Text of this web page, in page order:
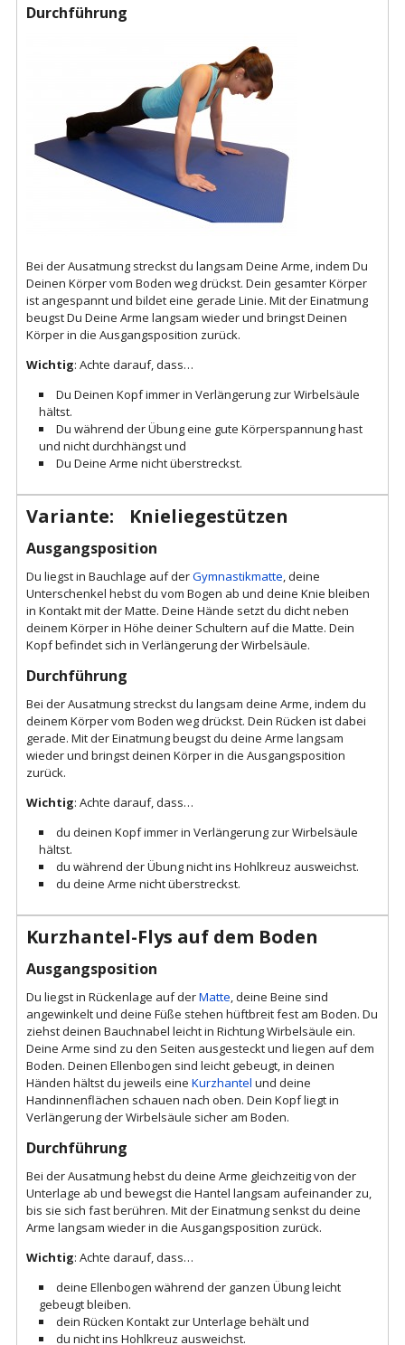
Durchführung
Bei der Ausatmung streckst du langsam Deine Arme, indem Du
Deinen Körper vom Boden weg drückst. Dein gesamter Körper
ist angespannt und bildet eine gerade Linie. Mit der Einatmung
beugst Du Deine Arme langsam wieder und bringst Deinen
Körper in die Ausgangsposition zurück.
Wichtig: Achte darauf, dass…
Du Deinen Kopf immer in Verlängerung zur Wirbelsäule
hältst.
Du während der Übung eine gute Körperspannung hast
und nicht durchhängst und
Du Deine Arme nicht überstreckst.
Variante: Knieliegestützen
Ausgangsposition
Du liegst in Bauchlage auf derGymnastikmatte, deine
Unterschenkel hebst du vom Bogen ab und deine Knie bleiben
in Kontakt mit der Matte. Deine Hände setzt du dicht neben
deinem Körper in Höhe deiner Schultern auf die Matte. Dein
Kopf befindet sich in Verlängerung der Wirbelsäule.
Durchführung
Bei der Ausatmung streckst du langsam deine Arme, indem du
deinem Körper vom Boden weg drückst. Dein Rücken ist dabei
gerade. Mit der Einatmung beugst du deine Arme langsam
wieder und bringst deinen Körper in die Ausgangsposition
zurück.
Wichtig: Achte darauf, dass…
du deinen Kopf immer in Verlängerung zur Wirbelsäule
hältst.
du während der Übung nicht ins Hohlkreuz ausweichst.
du deine Arme nicht überstreckst.
Kurzhantel-Flys auf dem Boden
Ausgangsposition
Du liegst in Rückenlage auf derMatte, deine Beine sind
angewinkelt und deine Füße stehen hüftbreit fest am Boden. Du
ziehst deinen Bauchnabel leicht in Richtung Wirbelsäule ein.
Deine Arme sind zu den Seiten ausgesteckt und liegen auf dem
Boden. Deinen Ellenbogen sind leicht gebeugt, in deinen
Händen hältst du jeweils eineKurzhantel und deine
Handinnenflächen schauen nach oben. Dein Kopf liegt in
Verlängerung der Wirbelsäule sicher am Boden.
Durchführung
Bei der Ausatmung hebst du deine Arme gleichzeitig von der
Unterlage ab und bewegst die Hantel langsam aufeinander zu,
bis sie sich fast berühren. Mit der Einatmung senkst du deine
Arme langsam wieder in die Ausgangsposition zurück.
Wichtig: Achte darauf, dass…
deine Ellenbogen während der ganzen Übung leicht
gebeugt bleiben.
dein Rücken Kontakt zur Unterlage behält und
du nicht ins Hohlkreuz ausweichst.